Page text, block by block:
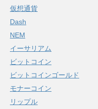
仮想通貨
Dash
NEM
イーサリアム
ビットコイン
ビットコインゴールド
モナーコイン
リップル